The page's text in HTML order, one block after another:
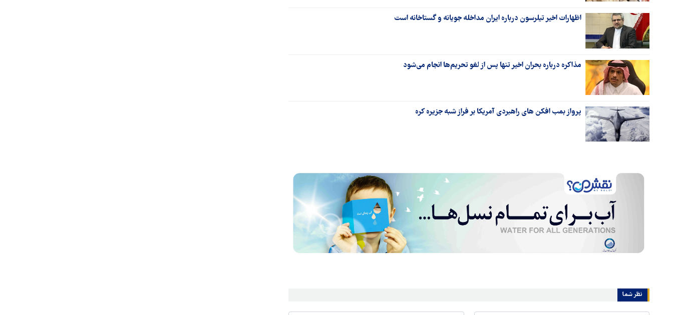
اظهارات اخیر تیلرسون درباره ایران مداخله جویانه و گستاخانه است
مذاکره درباره بحران اخیر تنها پس از لغو تحریم‌ها انجام می‌شود
پرواز بمب افکن های راهبردی آمریکا بر فراز شبه جزیره کره
نظر شما